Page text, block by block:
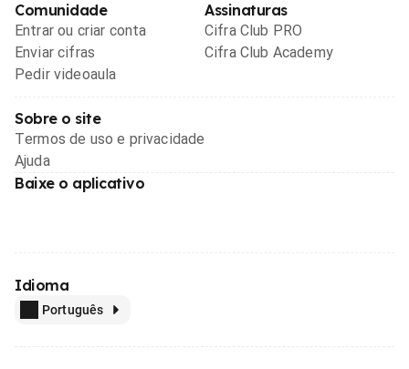
Comunidade
Entrar ou criar conta
Enviar cifras
Pedir videoaula
Assinaturas
Cifra Club PRO
Cifra Club Academy
Sobre o site
Termos de uso e privacidade
Ajuda
Baixe o aplicativo
Idioma
Português